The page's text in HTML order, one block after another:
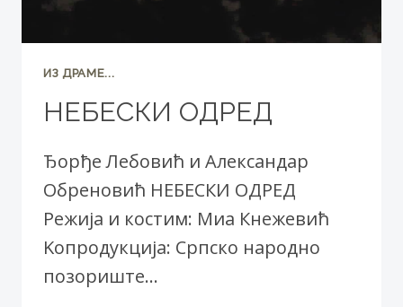
ИЗ ДРАМЕ...
НЕБЕСКИ ОДРЕД
Ђорђе Лебовић и Александар
Обреновић НЕБЕСКИ ОДРЕД
Режија и костим: Миа Кнежевић
Kопродукција: Српско народно
позориште…